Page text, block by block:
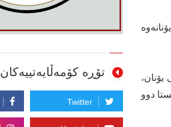
یۆنان،
دوو
تۆڕە کۆمەڵایەتییەکان